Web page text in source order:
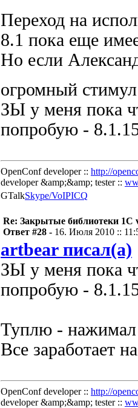
Переход на
8.1 пока еще
Но если
огромный
ЗЫ у меня пока
попробую -
OpenConf developer :: http://
developer &amp;&amp; tester ::
GTalkSkype/VoIPICQ
Re: Закрытые библиотеки 1С
Ответ #28 - 16. Июля 2010 ::
artbear писал(а)
ЗЫ у меня пока
попробую -
Туплю -
Все заработает
OpenConf developer :: http://
developer &amp;&amp; tester ::